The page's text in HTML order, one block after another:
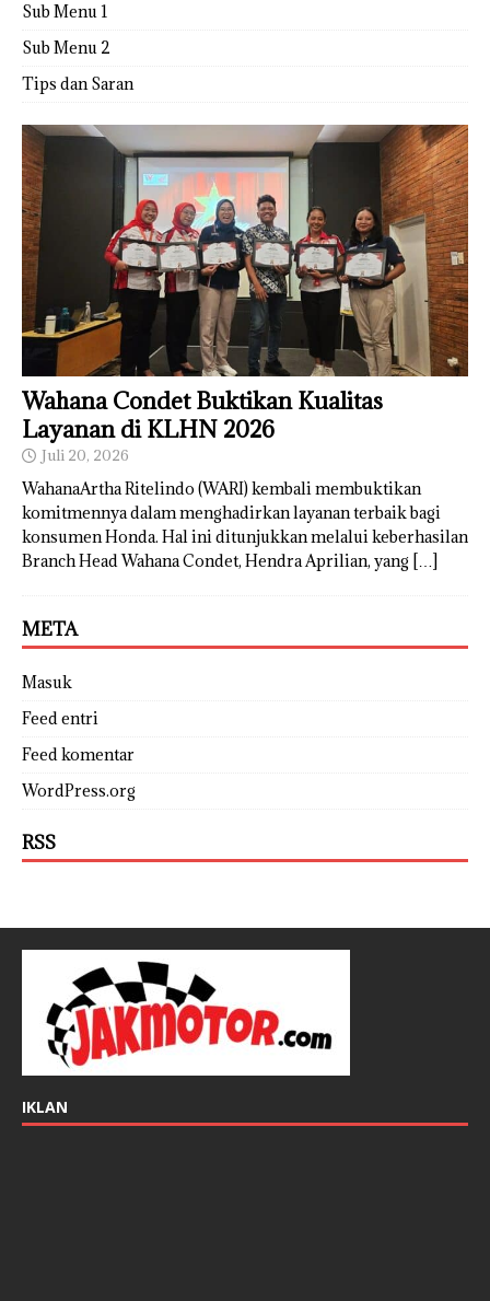
Sub Menu 1
Sub Menu 2
Tips dan Saran
Wahana Condet Buktikan Kualitas
Layanan di KLHN 2026
Juli 20, 2026
WahanaArtha Ritelindo (WARI) kembali membuktikan
komitmennya dalam menghadirkan layanan terbaik bagi
konsumen Honda. Hal ini ditunjukkan melalui keberhasilan
Branch Head Wahana Condet, Hendra Aprilian, yang […]
META
Masuk
Feed entri
Feed komentar
WordPress.org
RSS
IKLAN